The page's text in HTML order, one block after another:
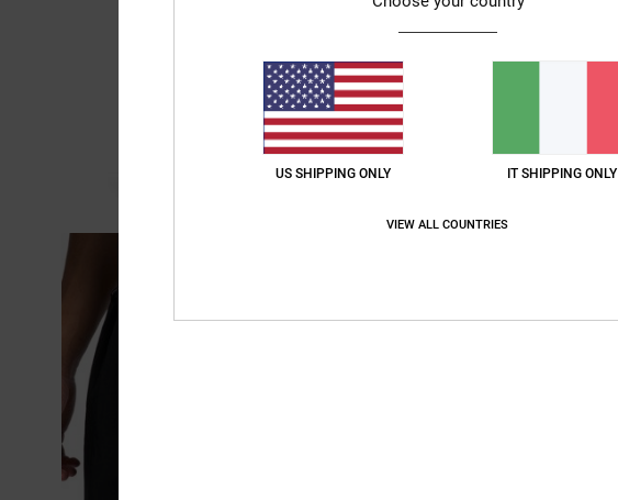
US SHIPPING ONLY IT SHIPPING ONLY
VIEW ALL COUNTRIES